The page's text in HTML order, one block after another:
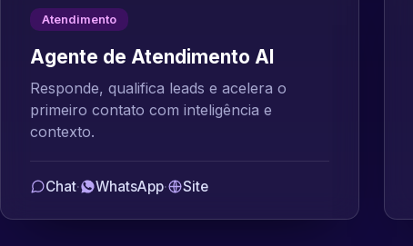
Atendimento
Agente de Atendimento AI
Responde, qualifica leads e acelera o
primeiro contato com inteligência e
contexto.
Chat· WhatsApp· Site